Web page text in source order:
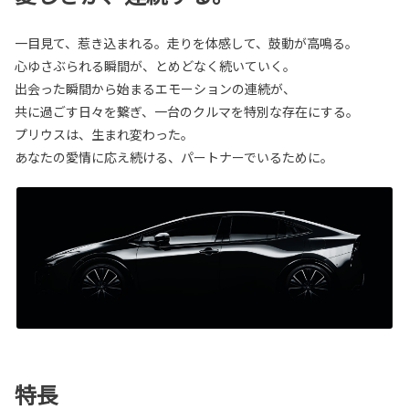
一目見て、惹き込まれる。走りを体感して、鼓動が高鳴る。
心ゆさぶられる瞬間が、とめどなく続いていく。
出会った瞬間から始まるエモーションの連続が、
共に過ごす日々を繋ぎ、一台のクルマを特別な存在にする。
プリウスは、生まれ変わった。
あなたの愛情に応え続ける、パートナーでいるために。
特長